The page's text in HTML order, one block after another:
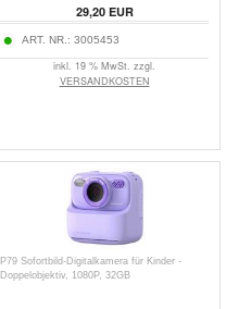
29,20EUR
ART. NR.: 3005453
inkl. 19 % MwSt. zzgl.
VERSANDKOSTEN
P79 Sofortbild-Digitalkamera für Kinder -
Doppelobjektiv, 1080P, 32GB